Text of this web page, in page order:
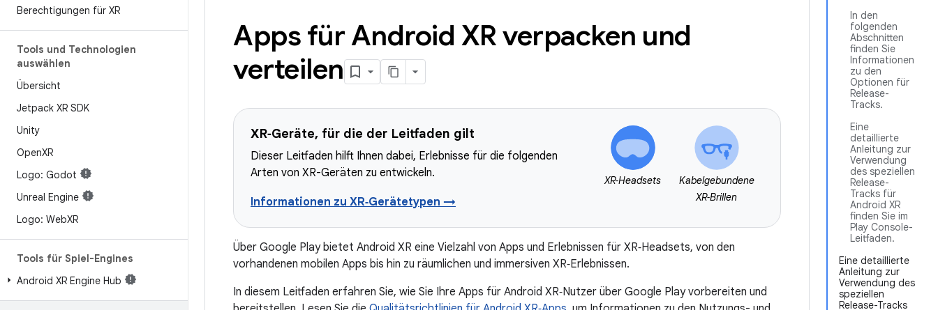
Berechtigungen für XR
Tools und Technologien
auswählen
Übersicht
Jetpack XR SDK
Unity
OpenXR
Logo: Godot
Unreal Engine
Logo: WebXR
Tools für Spiel-Engines
Android XR Engine Hub
In den
folgenden
Abschnitten
finden Sie
Informationen
zu den
Optionen für
Release-
Tracks.
Eine
detaillierte
Anleitung zur
Verwendung
des speziellen
Release-
Tracks für
Android XR
finden Sie im
Play Console-
Leitfaden.
Eine detaillierte
Anleitung zur
Verwendung des
speziellen
Release-Tracks
Apps für Android XR verpacken und
verteilen
XR‑Geräte, für die der Leitfaden gilt
Dieser Leitfaden hilft Ihnen dabei, Erlebnisse für die folgenden
Arten von XR-Geräten zu entwickeln.
Informationen zu XR‑Gerätetypen →
XR‑Headsets
Kabelgebundene
XR‑Brillen
Über Google Play bietet Android XR eine Vielzahl von Apps und Erlebnissen für XR‑Headsets, von den
vorhandenen mobilen Apps bis hin zu räumlichen und immersiven XR‑Erlebnissen.
In diesem Leitfaden erfahren Sie, wie Sie Ihre Apps für Android XR‑Nutzer über Google Play vorbereiten und